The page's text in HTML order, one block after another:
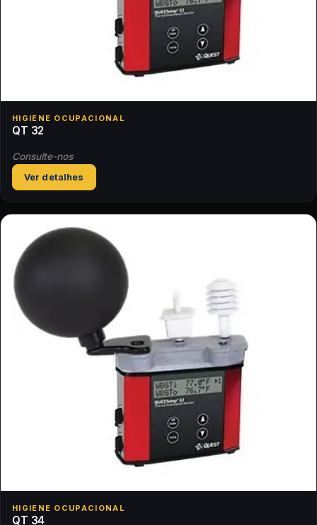
HIGIENE OCUPACIONAL
QT 32
Consulte-nos
Ver detalhes
HIGIENE OCUPACIONAL
QT 34